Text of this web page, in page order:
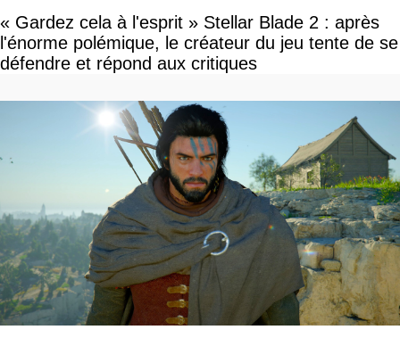
« Gardez cela à l'esprit » Stellar Blade 2 : après
l'énorme polémique, le créateur du jeu tente de se
défendre et répond aux critiques